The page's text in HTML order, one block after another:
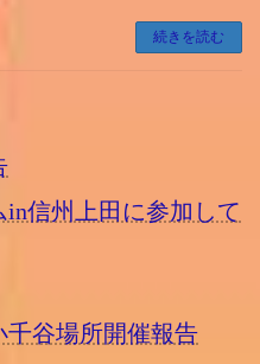
続きを読む
信州上田に参加して
千谷場所開催報告